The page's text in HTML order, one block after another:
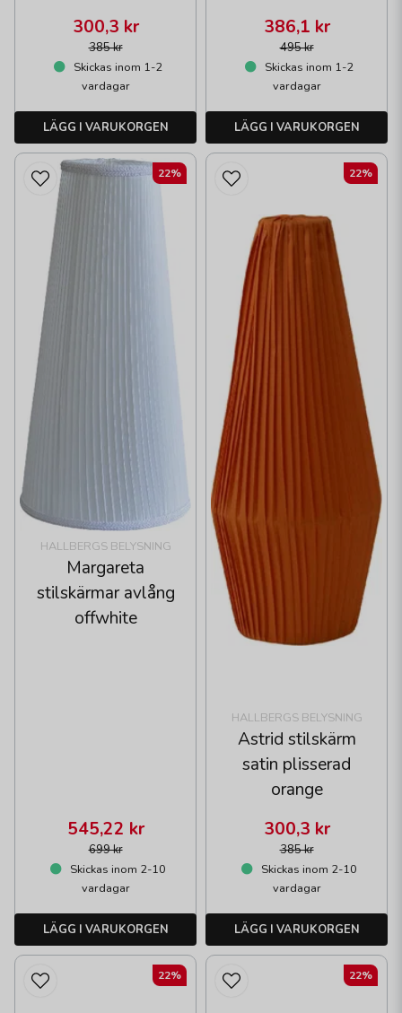
385 kr
300,3 kr
Skickas inom 1-2
vardagar
LÄGG I VARUKORGEN
495 kr
386,1 kr
Skickas inom 1-2
vardagar
LÄGG I VARUKORGEN
HALLBERGS BELYSNING
Margareta
stilskärmar avlång
offwhite
699 kr
545,22 kr
Skickas inom 2-10
vardagar
LÄGG I VARUKORGEN
22%
HALLBERGS BELYSNING
Astrid stilskärm
satin plisserad
orange
385 kr
300,3 kr
Skickas inom 2-10
vardagar
LÄGG I VARUKORGEN
22%
22% 22%